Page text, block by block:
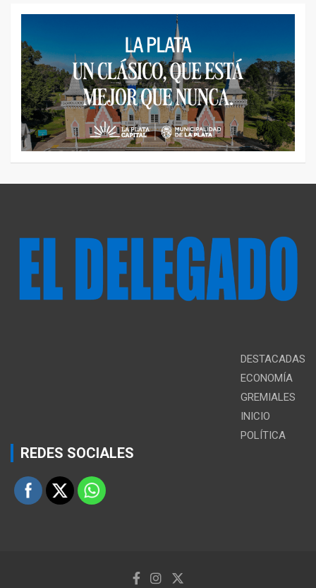
DESTACADAS
ECONOMÍA
GREMIALES
INICIO
POLÍTICA
REDES SOCIALES